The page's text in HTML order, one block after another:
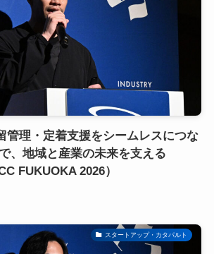
管理・定着支援をシームレスにつな
、地域と産業の未来を支える
FUKUOKA 2026）
スタートアップ・カタパルト